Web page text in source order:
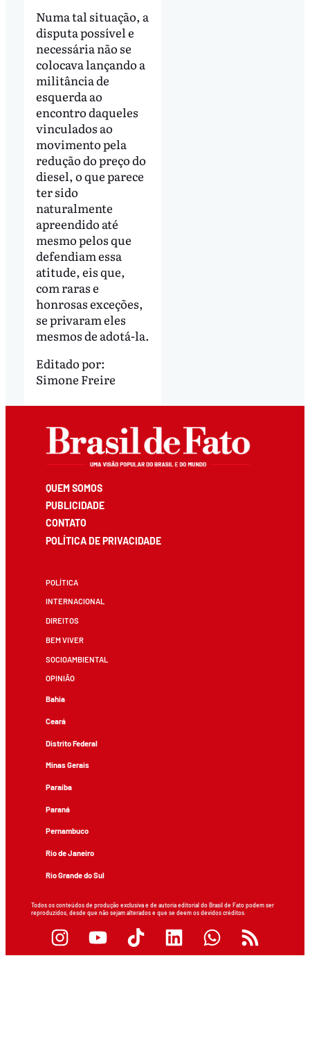
Numa tal situação, a
disputa possível e
necessária não se
colocava lançando a
militância de
esquerda ao
encontro daqueles
vinculados ao
movimento pela
redução do preço do
diesel, o que parece
ter sido
naturalmente
apreendido até
mesmo pelos que
defendiam essa
atitude, eis que,
com raras e
honrosas exceções,
se privaram eles
mesmos de adotá-la.
Editado por:
Simone Freire
QUEM SOMOS
PUBLICIDADE
CONTATO
POLÍTICA DE PRIVACIDADE
POLÍTICA
INTERNACIONAL
DIREITOS
BEM VIVER
SOCIOAMBIENTAL
OPINIÃO
Bahia
Ceará
Distrito Federal
Minas Gerais
Paraíba
Paraná
Pernambuco
Rio de Janeiro
Rio Grande do Sul
Todos os conteúdos de produção exclusiva e de autoria editorial do Brasil de Fato podem ser
reproduzidos, desde que não sejam alterados e que se deem os devidos créditos.